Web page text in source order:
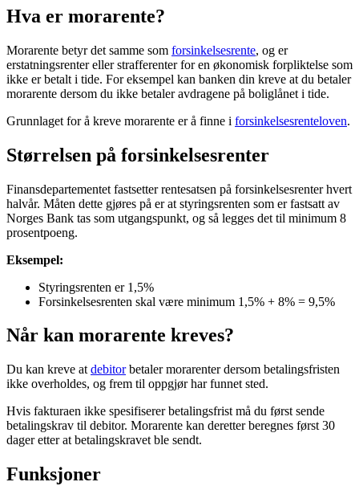
Hva er morarente?
Morarente betyr det samme som forsinkelsesrente, og er
erstatningsrenter eller strafferenter for en økonomisk forpliktelse som
ikke er betalt i tide. For eksempel kan banken din kreve at du betaler
morarente dersom du ikke betaler avdragene på boliglånet i tide.
Grunnlaget for å kreve morarente er å finne i forsinkelsesrenteloven.
Størrelsen på forsinkelsesrenter
Finansdepartementet fastsetter rentesatsen på forsinkelsesrenter hvert
halvår. Måten dette gjøres på er at styringsrenten som er fastsatt av
Norges Bank tas som utgangspunkt, og så legges det til minimum 8
prosentpoeng.
Eksempel:
Styringsrenten er 1,5%
Forsinkelsesrenten skal være minimum 1,5% + 8% = 9,5%
Når kan morarente kreves?
Du kan kreve at debitorbetaler morarenter dersom betalingsfristen
ikke overholdes, og frem til oppgjør har funnet sted.
Hvis fakturaen ikke spesifiserer betalingsfrist må du først sende
betalingskrav til debitor. Morarente kan deretter beregnes først 30
dager etter at betalingskravet ble sendt.
Funksjoner